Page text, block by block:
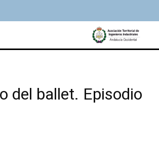
del ballet. Episodio